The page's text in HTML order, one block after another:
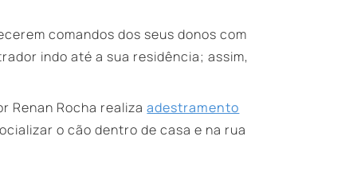
comandos dos seus donos com
indo até a sua residência; assim,
Renan Rocha realizaadestramento
o cão dentro de casa e na rua